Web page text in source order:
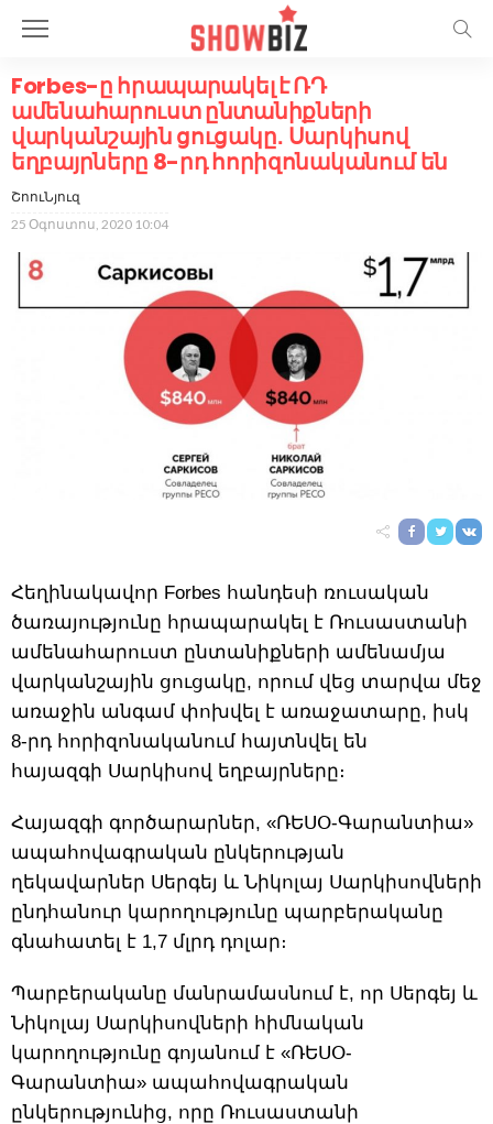
Forbes-ը հրապարակել է ՌԴ
ամենահարուստ ընտանիքների
վարկանշային ցուցակը․ Սարկիսով
եղբայրները 8-րդ հորիզոնականում են
ՇոուՆյուզ
25 Օգոստոս, 2020 10:04
Հեղինակավոր Forbes հանդեսի ռուսական
ծառայությունը հրապարակել է Ռուսաստանի
ամենահարուստ ընտանիքների ամենամյա
վարկանշային ցուցակը, որում վեց տարվա մեջ
առաջին անգամ փոխվել է առաջատարը, իսկ
8-րդ հորիզոնականում հայտնվել են
հայազգի Սարկիսով եղբայրները։
Հայազգի գործարարներ, «ՌԵՍՕ-Գարանտիա»
ապահովագրական ընկերության
ղեկավարներ Սերգեյ և Նիկոլայ Սարկիսովների
ընդհանուր կարողությունը պարբերականը
գնահատել է 1,7 մլրդ դոլար։
Պարբերականը մանրամասնում է, որ Սերգեյ և
Նիկոլայ Սարկիսովների հիմնական
կարողությունը գոյանում է «ՌԵՍՕ-
Գարանտիա» ապահովագրական
ընկերությունից, որը Ռուսաստանի